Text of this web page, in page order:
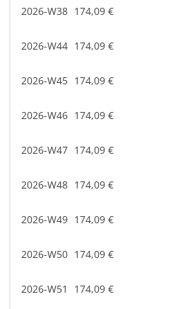
2026-W38 174,09 €
2026-W44 174,09 €
2026-W45 174,09 €
2026-W46 174,09 €
2026-W47 174,09 €
2026-W48 174,09 €
2026-W49 174,09 €
2026-W50 174,09 €
2026-W51 174,09 €